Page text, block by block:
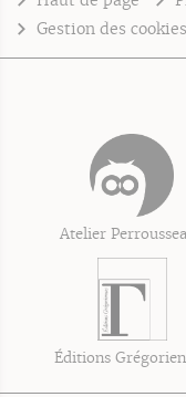
Gestion des cookies
Atelier
Éditions